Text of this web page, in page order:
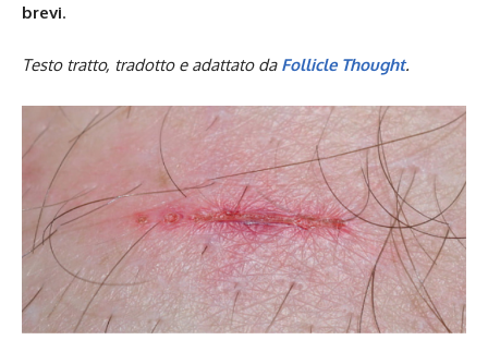
brevi.
Testo tratto, tradotto e adattato da Follicle Thought.